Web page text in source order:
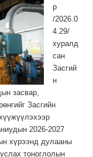
р
/2026.0
4.29/
хуралд
сан
Засгий
н
засвар,
Засгийн
2026-2027
хүрээнд дулааны
тоноглолын